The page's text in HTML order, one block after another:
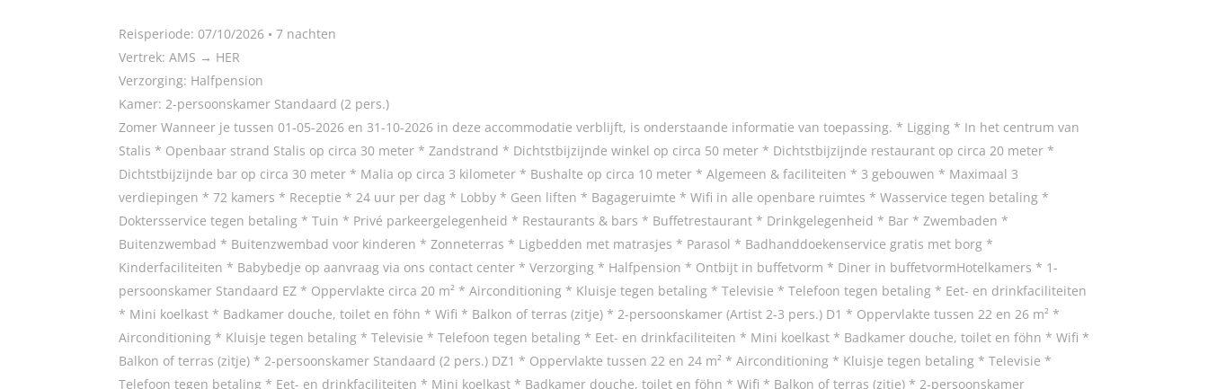
Reisperiode: 07/10/2026 • 7 nachten
Vertrek: AMS → HER
Verzorging: Halfpension
Kamer: 2-persoonskamer Standaard (2 pers.)
Zomer Wanneer je tussen 01-05-2026 en 31-10-2026 in deze accommodatie verblijft, is onderstaande informatie van toepassing. * Ligging * In het centrum van
Stalis * Openbaar strand Stalis op circa 30 meter * Zandstrand * Dichtstbijzijnde winkel op circa 50 meter * Dichtstbijzijnde restaurant op circa 20 meter *
Dichtstbijzijnde bar op circa 30 meter * Malia op circa 3 kilometer * Bushalte op circa 10 meter * Algemeen & faciliteiten * 3 gebouwen * Maximaal 3
verdiepingen * 72 kamers * Receptie * 24 uur per dag * Lobby * Geen liften * Bagageruimte * Wifi in alle openbare ruimtes * Wasservice tegen betaling *
Doktersservice tegen betaling * Tuin * Privé parkeergelegenheid * Restaurants & bars * Buffetrestaurant * Drinkgelegenheid * Bar * Zwembaden *
Buitenzwembad * Buitenzwembad voor kinderen * Zonneterras * Ligbedden met matrasjes * Parasol * Badhanddoekenservice gratis met borg *
Kinderfaciliteiten * Babybedje op aanvraag via ons contact center * Verzorging * Halfpension * Ontbijt in buffetvorm * Diner in buffetvormHotelkamers * 1-
persoonskamer Standaard EZ * Oppervlakte circa 20 m² * Airconditioning * Kluisje tegen betaling * Televisie * Telefoon tegen betaling * Eet- en drinkfaciliteiten
* Mini koelkast * Badkamer douche, toilet en föhn * Wifi * Balkon of terras (zitje) * 2-persoonskamer (Artist 2-3 pers.) D1 * Oppervlakte tussen 22 en 26 m² *
Airconditioning * Kluisje tegen betaling * Televisie * Telefoon tegen betaling * Eet- en drinkfaciliteiten * Mini koelkast * Badkamer douche, toilet en föhn * Wifi *
Balkon of terras (zitje) * 2-persoonskamer Standaard (2 pers.) DZ1 * Oppervlakte tussen 22 en 24 m² * Airconditioning * Kluisje tegen betaling * Televisie *
Telefoon tegen betaling * Eet- en drinkfaciliteiten * Mini koelkast * Badkamer douche, toilet en föhn * Wifi * Balkon of terras (zitje) * 2-persoonskamer